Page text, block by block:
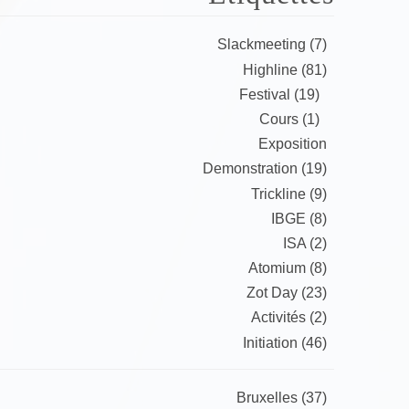
Slackmeeting (7)
Highline (81)
Festival (19)
Cours (1)
Exposition
Demonstration (19)
Trickline (9)
IBGE (8)
ISA (2)
Atomium (8)
Zot Day (23)
Activités (2)
Initiation (46)
Bruxelles (37)